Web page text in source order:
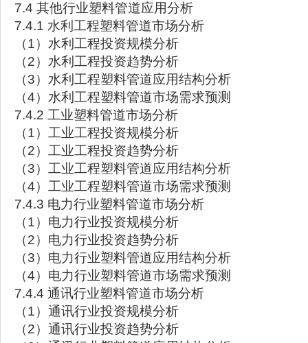
7.4 其他行业塑料管道应用分析
7.4.1 水利工程塑料管道市场分析
（1）水利工程投资规模分析
（2）水利工程投资趋势分析
（3）水利工程塑料管道应用结构分析
（4）水利工程塑料管道市场需求预测
7.4.2 工业塑料管道市场分析
（1）工业工程投资规模分析
（2）工业工程投资趋势分析
（3）工业工程塑料管道应用结构分析
（4）工业工程塑料管道市场需求预测
7.4.3 电力行业塑料管道市场分析
（1）电力行业投资规模分析
（2）电力行业投资趋势分析
（3）电力行业塑料管道应用结构分析
（4）电力行业塑料管道市场需求预测
7.4.4 通讯行业塑料管道市场分析
（1）通讯行业投资规模分析
（2）通讯行业投资趋势分析